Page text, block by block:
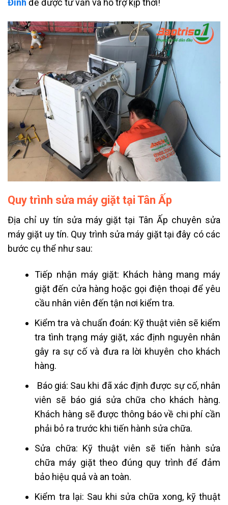
Quy trình sửa máy giặt tại Tân Ấp
Địa chỉ uy tín sửa máy giặt tại Tân Ấp chuyên sửa
máy giặt uy tín. Quy trình sửa máy giặt tại đây có các
bước cụ thể như sau:
Tiếp nhận máy giặt: Khách hàng mang máy
giặt đến cửa hàng hoặc gọi điện thoại để yêu
cầu nhân viên đến tận nơi kiểm tra.
Kiểm tra và chuẩn đoán: Kỹ thuật viên sẽ kiểm
tra tình trạng máy giặt, xác định nguyên nhân
gây ra sự cố và đưa ra lời khuyên cho khách
hàng.
Báo giá: Sau khi đã xác định được sự cố, nhân
viên sẽ báo giá sửa chữa cho khách hàng.
Khách hàng sẽ được thông báo về chi phí cần
phải bỏ ra trước khi tiến hành sửa chữa.
Sửa chữa: Kỹ thuật viên sẽ tiến hành sửa
chữa máy giặt theo đúng quy trình để đảm
bảo hiệu quả và an toàn.
Kiểm tra lại: Sau khi sửa chữa xong, kỹ thuật